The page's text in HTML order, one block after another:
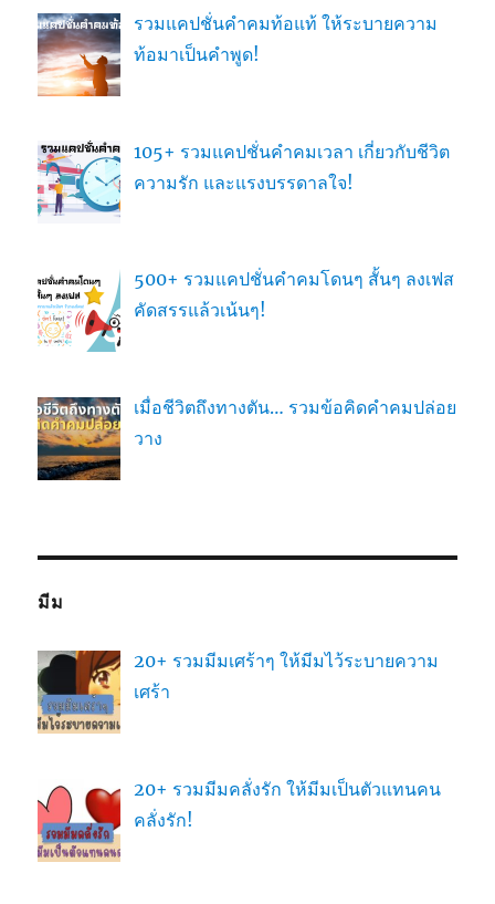
รวมแคปชั่นคำคมท้อแท้ ให้ระบายความ
ท้อมาเป็นคำพูด!
105+ รวมแคปชั่นคำคมเวลา เกี่ยวกับชีวิต
ความรัก และแรงบรรดาลใจ!
500+ รวมแคปชั่นคำคมโดนๆ สั้นๆ ลงเฟส
คัดสรรแล้วเน้นๆ!
เมื่อชีวิตถึงทางตัน… รวมข้อคิดคำคมปล่อย
วาง
มีม
20+ รวมมีมเศร้าๆ ให้มีมไว้ระบายความ
เศร้า
20+ รวมมีมคลั่งรัก ให้มีมเป็นตัวแทนคน
คลั่งรัก!